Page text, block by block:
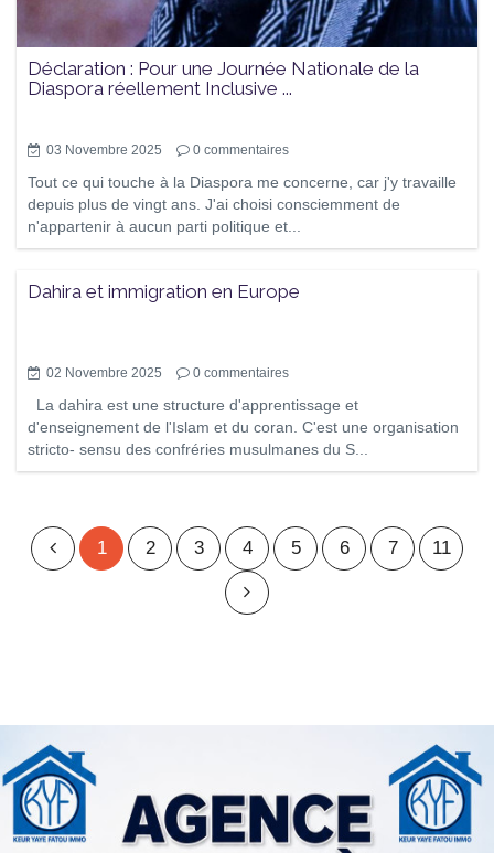
Déclaration : Pour une Journée Nationale de la
Diaspora réellement Inclusive ...
03 Novembre 2025 0 commentaires
Tout ce qui touche à la Diaspora me concerne, car j'y travaille
depuis plus de vingt ans. J'ai choisi consciemment de
n'appartenir à aucun parti politique et...
Dahira et immigration en Europe
02 Novembre 2025 0 commentaires
La dahira est une structure d'apprentissage et
d'enseignement de l'Islam et du coran. C'est une organisation
stricto- sensu des confréries musulmanes du S...
1 2 3 4 5 6 7 11